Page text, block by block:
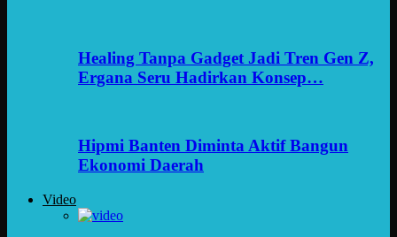
Healing Tanpa Gadget Jadi Tren Gen Z,
Ergana Seru Hadirkan Konsep…
Hipmi Banten Diminta Aktif Bangun
Ekonomi Daerah
Video